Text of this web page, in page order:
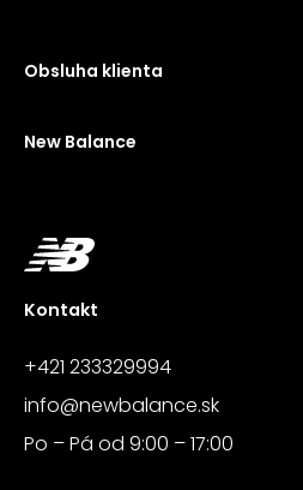
Obsluha klienta
New Balance
Kontakt
+421 233329994
info@newbalance.sk
Po – Pá od 9:00 – 17:00